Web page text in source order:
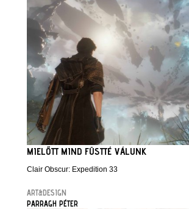
MIELŐTT MIND FÜSTTÉ VÁLUNK
Clair Obscur: Expedition 33
ART&DESIGN
PARRAGH PÉTER